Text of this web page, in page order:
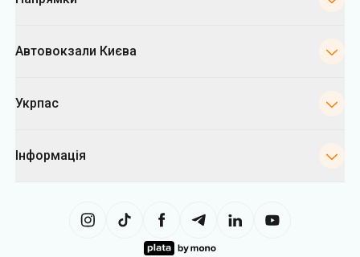
Автовокзали Києва
Укрпас
Інформація